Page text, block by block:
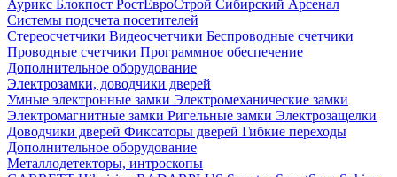
Аурикс Блокпост РостЕвроСтрой Сибирский Арсенал
Системы подсчета посетителей
Стереосчетчики Видеосчетчики Беспроводные счетчики
Проводные счетчики Программное обеспечение
Дополнительное оборудование
Электрозамки, доводчики дверей
Умные электронные замки Электромеханические замки
Электромагнитные замки Ригельные замки Электрозащелки
Доводчики дверей Фиксаторы дверей Гибкие переходы
Дополнительное оборудование
Металлодетекторы, интроскопы